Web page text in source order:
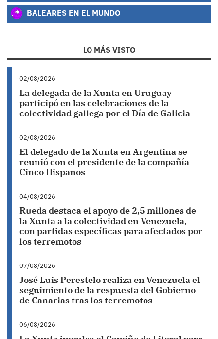
BALEARES EN EL MUNDO
LO MÁS VISTO
02/08/2026
La delegada de la Xunta en Uruguay
participó en las celebraciones de la
colectividad gallega por el Día de Galicia
02/08/2026
El delegado de la Xunta en Argentina se
reunió con el presidente de la compañía
Cinco Hispanos
04/08/2026
Rueda destaca el apoyo de 2,5 millones de
la Xunta a la colectividad en Venezuela,
con partidas específicas para afectados por
los terremotos
07/08/2026
José Luis Perestelo realiza en Venezuela el
seguimiento de la respuesta del Gobierno
de Canarias tras los terremotos
06/08/2026